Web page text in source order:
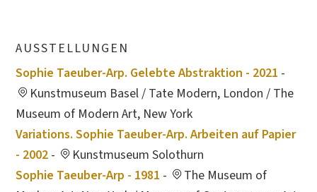
AUSSTELLUNGEN
Sophie Taeuber-Arp. Gelebte Abstraktion - 2021 -
Kunstmuseum Basel / Tate Modern, London / The
Museum of Modern Art, New York
Variations. Sophie Taeuber-Arp. Arbeiten auf Papier
- 2002 -
Kunstmuseum Solothurn
Sophie Taeuber-Arp - 1981 -
The Museum of